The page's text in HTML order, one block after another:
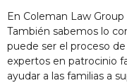
En Coleman Law
También sabemos lo
puede ser el proceso
expertos en patrocinio
ayudar a las familias a